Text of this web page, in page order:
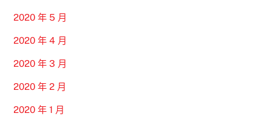
2020 年 5 月
2020 年 4 月
2020 年 3 月
2020 年 2 月
2020 年 1 月